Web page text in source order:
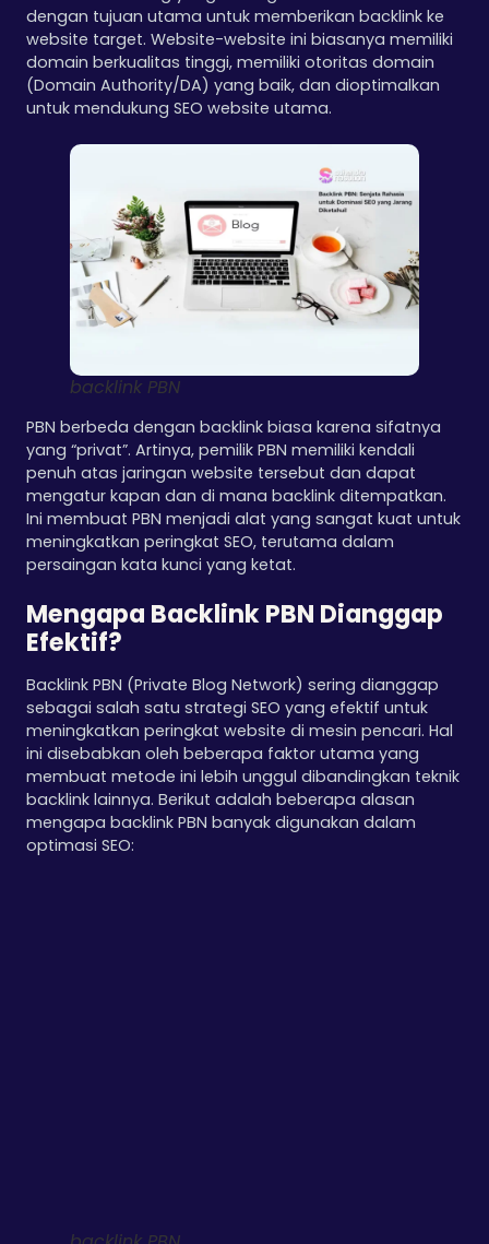
dengan tujuan utama untuk memberikan backlink ke
website target. Website-website ini biasanya memiliki
domain berkualitas tinggi, memiliki otoritas domain
(Domain Authority/DA) yang baik, dan dioptimalkan
untuk mendukung SEO website utama.
backlink PBN
PBN berbeda dengan backlink biasa karena sifatnya
yang “privat”. Artinya, pemilik PBN memiliki kendali
penuh atas jaringan website tersebut dan dapat
mengatur kapan dan di mana backlink ditempatkan.
Ini membuat PBN menjadi alat yang sangat kuat untuk
meningkatkan peringkat SEO, terutama dalam
persaingan kata kunci yang ketat.
Mengapa Backlink PBN Dianggap
Efektif?
Backlink PBN (Private Blog Network) sering dianggap
sebagai salah satu strategi SEO yang efektif untuk
meningkatkan peringkat website di mesin pencari. Hal
ini disebabkan oleh beberapa faktor utama yang
membuat metode ini lebih unggul dibandingkan teknik
backlink lainnya. Berikut adalah beberapa alasan
mengapa backlink PBN banyak digunakan dalam
optimasi SEO: